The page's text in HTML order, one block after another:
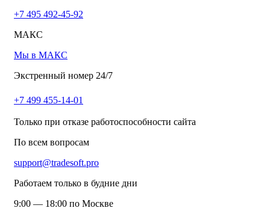
+7 495 492-45-92
МАКС
Мы в МАКС
Экстренный номер 24/7
+7 499 455-14-01
Только при отказе работоспособности сайта
По всем вопросам
support@tradesoft.pro
Работаем только в будние дни
9:00 — 18:00 по Москве